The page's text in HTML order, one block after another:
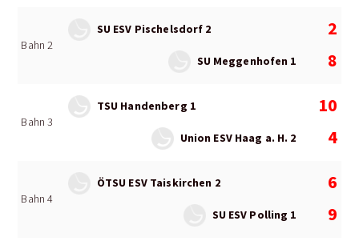
Bahn 2
SU ESV Pischelsdorf 2
2
8
SU Meggenhofen 1
Bahn 3
TSU Handenberg 1
10
4
Union ESV Haag a. H. 2
Bahn 4
ÖTSU ESV Taiskirchen 2
6
9
SU ESV Polling 1